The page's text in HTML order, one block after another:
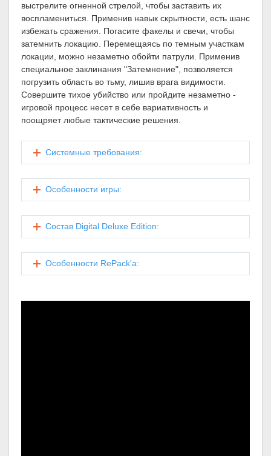
выстрелите огненной стрелой, чтобы заставить их
воспламениться. Применив навык скрытности, есть шанс
избежать сражения. Погасите факелы и свечи, чтобы
затемнить локацию. Перемещаясь по темным участкам
локации, можно незаметно обойти патрули. Применив
специальное заклинания "Затемнение", позволяется
погрузить область во тьму, лишив врага видимости.
Совершите тихое убийство или пройдите незаметно -
игровой процесс несет в себе вариативность и
поощряет любые тактические решения.
Системные требования:
Особенности игры:
Состав Digital Deluxe Edition:
Особенности RePack'а: